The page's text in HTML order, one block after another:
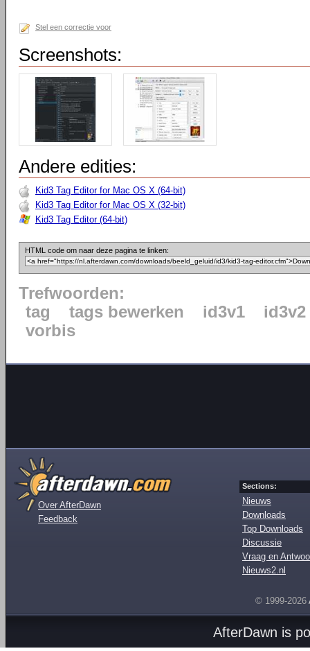
Stel een correctie voor
Screenshots:
Andere edities:
Kid3 Tag Editor for Mac OS X (64-bit)
Kid3 Tag Editor for Mac OS X (32-bit)
Kid3 Tag Editor (64-bit)
HTML code om naar deze pagina te linken:
Trefwoorden:
tag
tags bewerken id3v1
id3v2
vorbis
Over AfterDawn
Feedback
Sections:
Nieuws
Downloads
Top Downloads
Discussie
Vraag en
Nieuws2.nl
© 1999-2026
AfterDawn is